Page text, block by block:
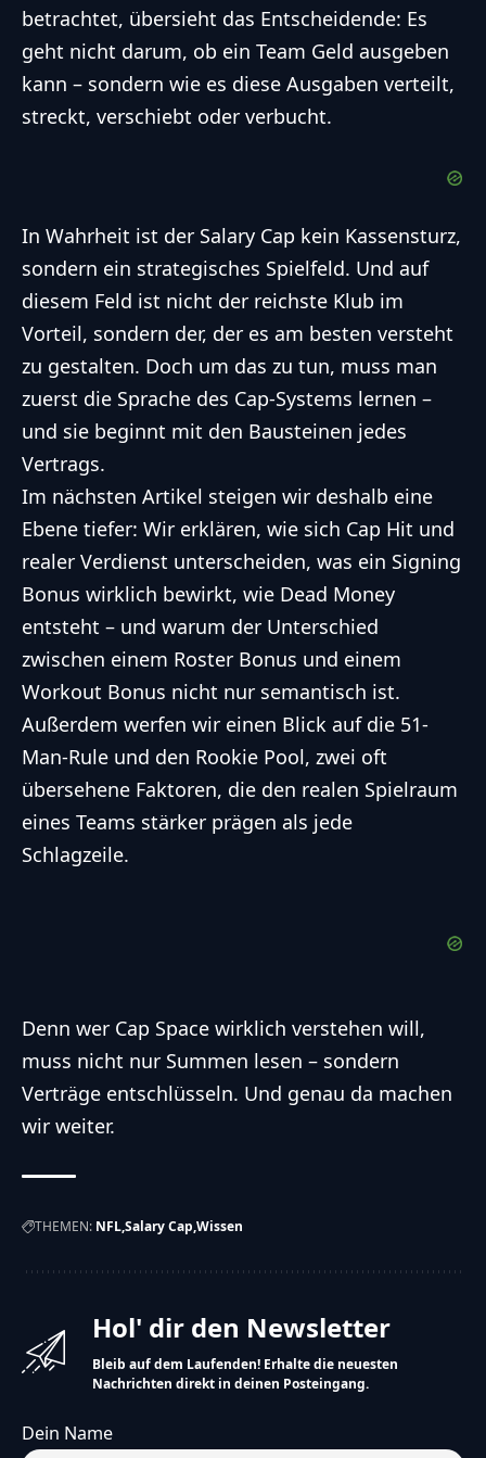
betrachtet, übersieht das Entscheidende: Es
geht nicht darum, ob ein Team Geld ausgeben
kann – sondern wie es diese Ausgaben verteilt,
streckt, verschiebt oder verbucht.
In Wahrheit ist der Salary Cap kein Kassensturz,
sondern ein strategisches Spielfeld. Und auf
diesem Feld ist nicht der reichste Klub im
Vorteil, sondern der, der es am besten versteht
zu gestalten. Doch um das zu tun, muss man
zuerst die Sprache des Cap-Systems lernen –
und sie beginnt mit den Bausteinen jedes
Vertrags.
Im nächsten Artikel steigen wir deshalb eine
Ebene tiefer: Wir erklären, wie sich Cap Hit und
realer Verdienst unterscheiden, was ein Signing
Bonus wirklich bewirkt, wie Dead Money
entsteht – und warum der Unterschied
zwischen einem Roster Bonus und einem
Workout Bonus nicht nur semantisch ist.
Außerdem werfen wir einen Blick auf die 51-
Man-Rule und den Rookie Pool, zwei oft
übersehene Faktoren, die den realen Spielraum
eines Teams stärker prägen als jede
Schlagzeile.
Denn wer Cap Space wirklich verstehen will,
muss nicht nur Summen lesen – sondern
Verträge entschlüsseln. Und genau da machen
wir weiter.
THEMEN: NFLSalary Cap Wissen
Hol' dir den Newsletter
Bleib auf dem Laufenden! Erhalte die neuesten
Nachrichten direkt in deinen Posteingang.
Dein Name